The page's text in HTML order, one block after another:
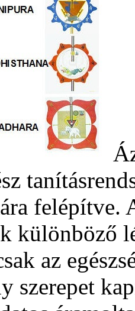
felépítve.
különböző
az
szerepet